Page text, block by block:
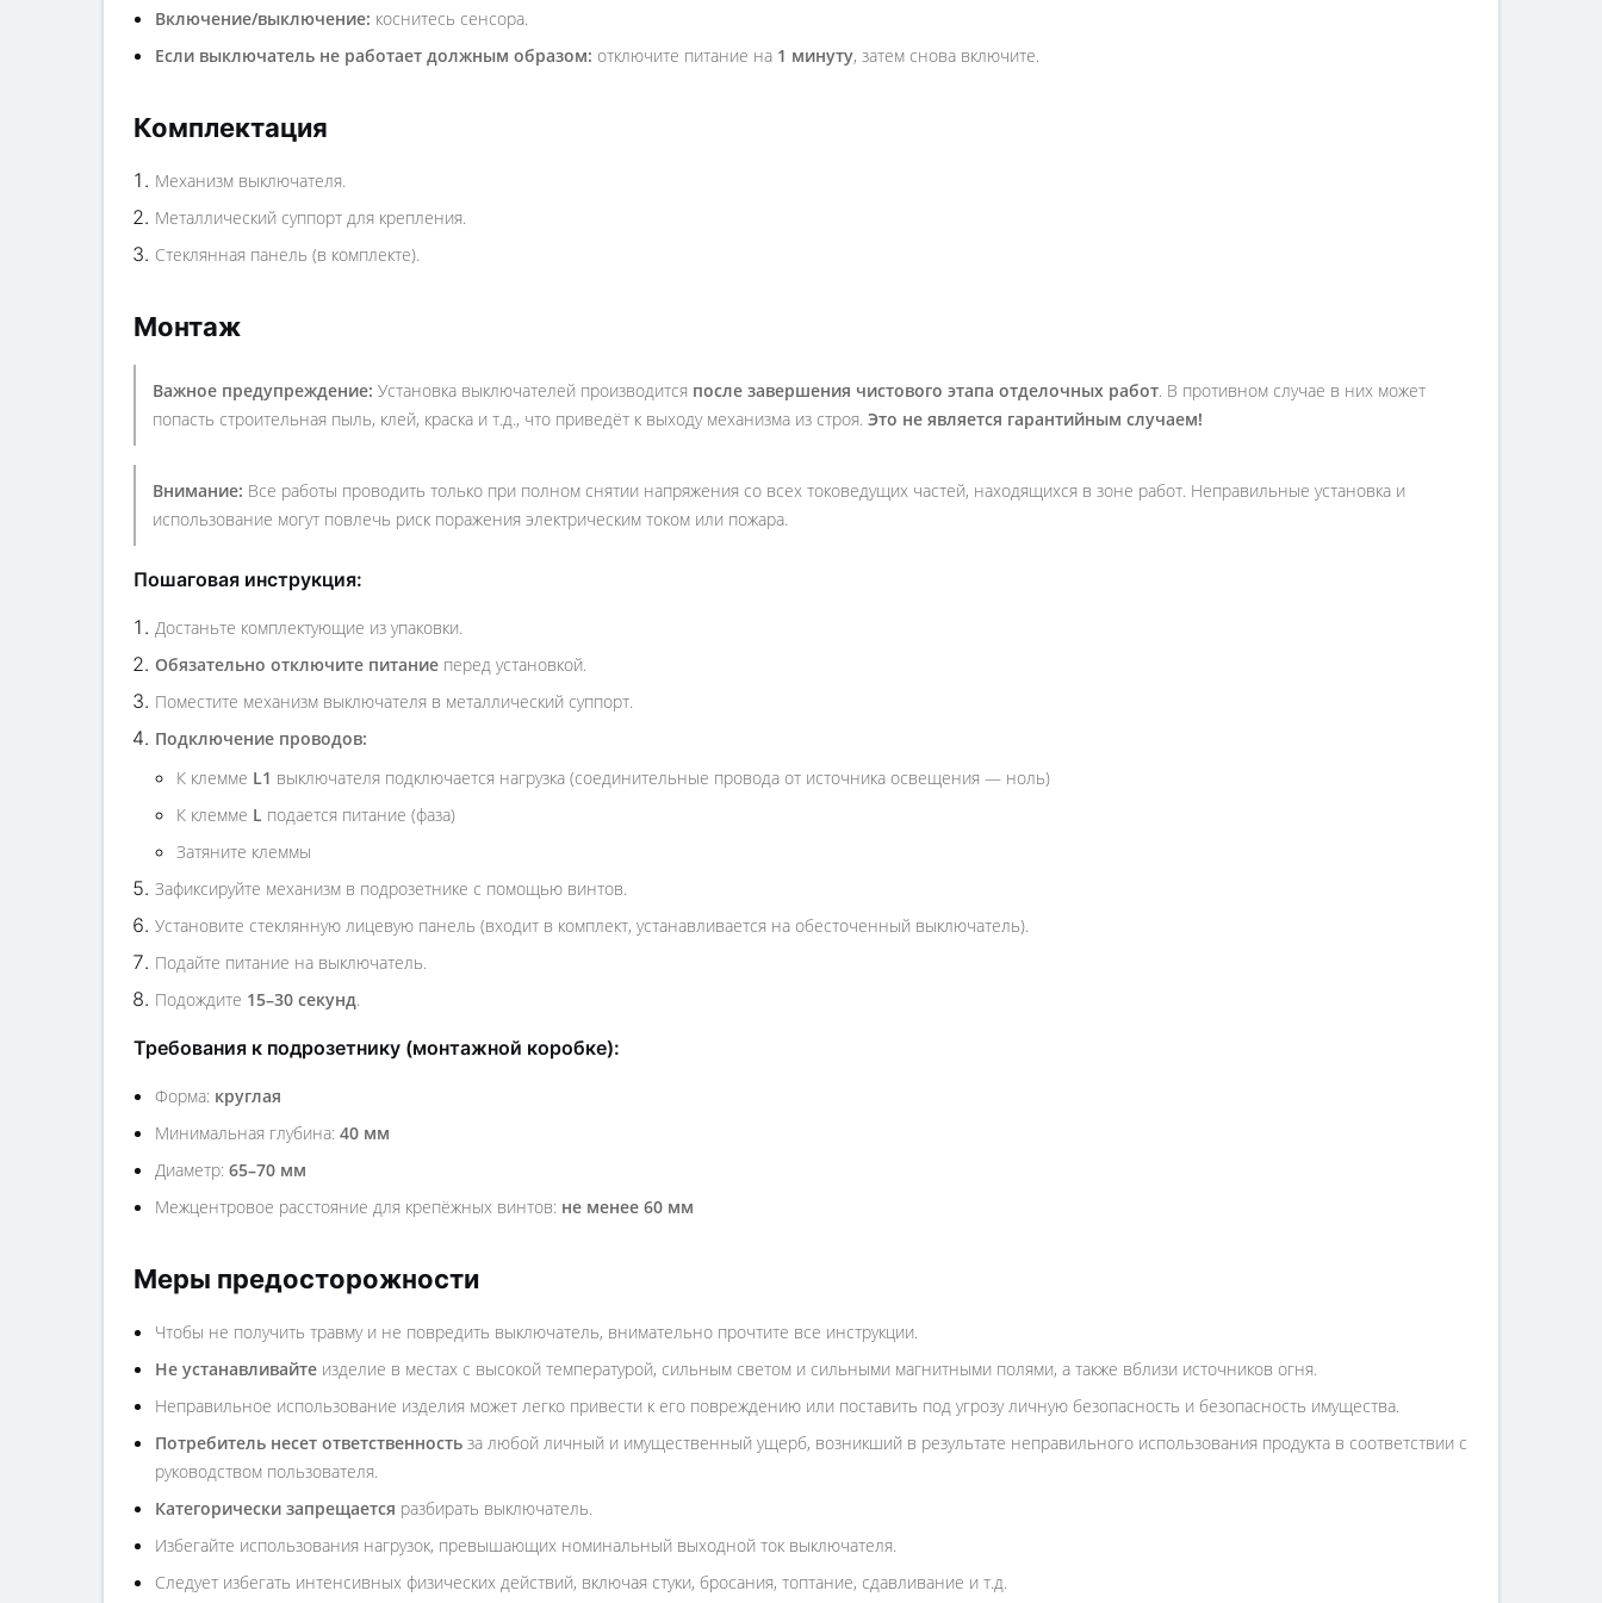
Включение/выключение: коснитесь сенсора.
Если выключатель не работает должным образом: отключите питание на 1 минуту, затем снова включите.
Комплектация
Механизм выключателя.
Металлический суппорт для крепления.
Стеклянная панель (в комплекте).
Монтаж
Важное предупреждение: Установка выключателей производится после завершения чистового этапа отделочных работ. В противном случае в них может
попасть строительная пыль, клей, краска и т.д., что приведёт к выходу механизма из строя. Это не является гарантийным случаем!
Внимание: Все работы проводить только при полном снятии напряжения со всех токоведущих частей, находящихся в зоне работ. Неправильные установка и
использование могут повлечь риск поражения электрическим током или пожара.
Пошаговая инструкция:
Достаньте комплектующие из упаковки.
Обязательно отключите питание перед установкой.
Поместите механизм выключателя в металлический суппорт.
Подключение проводов:
К клемме L1 выключателя подключается нагрузка (соединительные провода от источника освещения — ноль)
К клемме L подается питание (фаза)
Затяните клеммы
Зафиксируйте механизм в подрозетнике с помощью винтов.
Установите стеклянную лицевую панель (входит в комплект, устанавливается на обесточенный выключатель).
Подайте питание на выключатель.
Подождите 15–30 секунд.
Требования к подрозетнику (монтажной коробке):
Форма: круглая
Минимальная глубина: 40 мм
Диаметр: 65–70 мм
Межцентровое расстояние для крепёжных винтов: не менее 60 мм
Меры предосторожности
Чтобы не получить травму и не повредить выключатель, внимательно прочтите все инструкции.
Не устанавливайте изделие в местах с высокой температурой, сильным светом и сильными магнитными полями, а также вблизи источников огня.
Неправильное использование изделия может легко привести к его повреждению или поставить под угрозу личную безопасность и безопасность имущества.
Потребитель несет ответственность за любой личный и имущественный ущерб, возникший в результате неправильного использования продукта в соответствии с
руководством пользователя.
Категорически запрещается разбирать выключатель.
Избегайте использования нагрузок, превышающих номинальный выходной ток выключателя.
Следует избегать интенсивных физических действий, включая стуки, бросания, топтание, сдавливание и т.д.